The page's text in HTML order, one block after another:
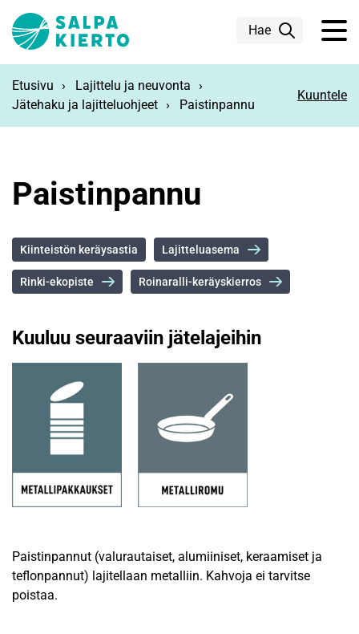
Hae
Etusivu
Lajittelu ja neuvonta
Jätehaku ja lajitteluohjeet
Paistinpannu
Kuuntele
Paistinpannu
Kiinteistön keräysastia Lajitteluasema
Rinki-ekopiste Roinaralli-keräyskierros
Kuuluu seuraaviin jätelajeihin
Paistinpannut (valurautaiset, alumiiniset, keraamiset ja
teflonpannut) lajitellaan metalliin. Kahvoja ei tarvitse
poistaa.